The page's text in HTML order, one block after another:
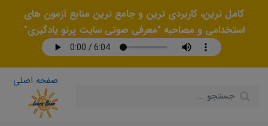
کامل ترین، کاربردی ترین و جامع ترین منابع آزمون های
استخدامی و مصاحبه "معرفی صوتی سایت پرتو یادگیری"
صفحه اصلی